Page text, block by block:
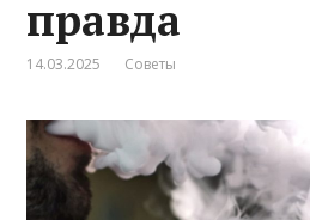
правда
14.03.2025 Советы